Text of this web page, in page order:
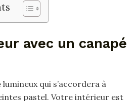
avec un canapé
lumineux qui s’accordera à
pastel. Votre intérieur est